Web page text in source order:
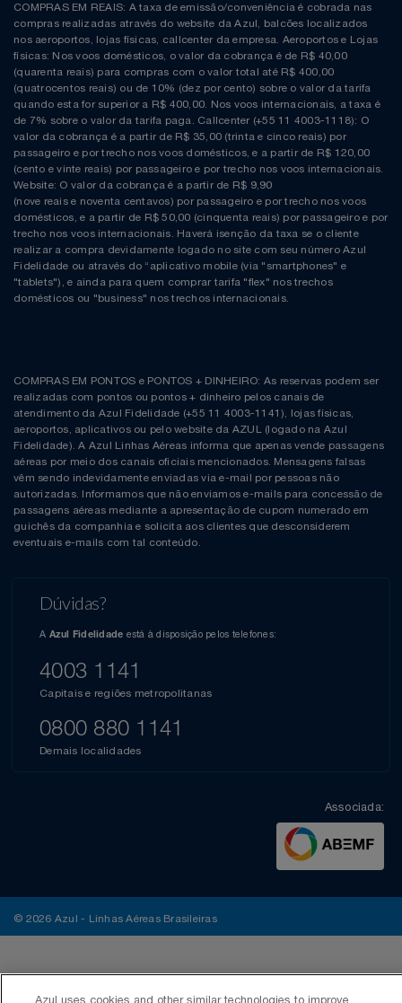
COMPRAS EM REAIS: A taxa de emissão/conveniência é cobrada nas
compras realizadas através do website da Azul, balcões localizados
nos aeroportos, lojas físicas, callcenter da empresa. Aeroportos e Lojas
físicas: Nos voos domésticos, o valor da cobrança é de R$ 40,00
(quarenta reais) para compras com o valor total até R$ 400,00
(quatrocentos reais) ou de 10% (dez por cento) sobre o valor da tarifa
quando esta for superior a R$ 400,00. Nos voos internacionais, a taxa é
de 7% sobre o valor da tarifa paga. Callcenter (+55 11 4003-1118): O
valor da cobrança é a partir de R$ 35,00 (trinta e cinco reais) por
passageiro e por trecho nos voos domésticos, e a partir de R$ 120,00
(cento e vinte reais) por passageiro e por trecho nos voos internacionais.
Website: O valor da cobrança é a partir de R$ 9,90
(nove reais e noventa centavos) por passageiro e por trecho nos voos
domésticos, e a partir de R$ 50,00 (cinquenta reais) por passageiro e por
trecho nos voos internacionais. Haverá isenção da taxa se o cliente
realizar a compra devidamente logado no site com seu número Azul
Fidelidade ou através do “aplicativo mobile (via "smartphones" e
"tablets"), e ainda para quem comprar tarifa "flex" nos trechos
domésticos ou "business" nos trechos internacionais.
COMPRAS EM PONTOS e PONTOS + DINHEIRO: As reservas podem ser
realizadas com pontos ou pontos + dinheiro pelos canais de
atendimento da Azul Fidelidade (+55 11 4003-1141), lojas físicas,
aeroportos, aplicativos ou pelo website da AZUL (logado na Azul
Fidelidade). A Azul Linhas Aéreas informa que apenas vende passagens
aéreas por meio dos canais oficiais mencionados. Mensagens falsas
vêm sendo indevidamente enviadas via e-mail por pessoas não
autorizadas. Informamos que não enviamos e-mails para concessão de
passagens aéreas mediante a apresentação de cupom numerado em
guichês da companhia e solicita aos clientes que desconsiderem
eventuais e-mails com tal conteúdo.
Dúvidas?
A Azul Fidelidade está à disposição pelos telefones:
4003 1141
Capitais e regiões metropolitanas
0800 880 1141
Demais localidades
Associada:
© 2026 Azul - Linhas Aéreas Brasileiras
Azul uses cookies and other similar technologies to improve